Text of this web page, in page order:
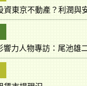
力人物專訪：尾池雄